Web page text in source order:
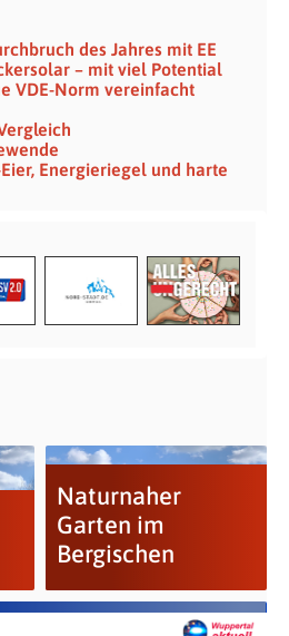
des Jahres mit EE
– mit viel Potential
VDE-Norm vereinfacht
Energieriegel und harte
Naturnaher
Garten im
Bergischen